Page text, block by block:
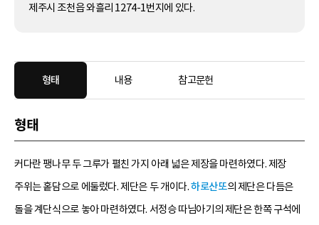
제주시 조천읍 와흘리 1274-1번지에 있다.
형태 내용 참고문헌
형태
커다란 팽나무 두 그루가 펼친 가지 아래 넓은 제장을 마련하였다. 제장
주위는 홑담으로 에둘렀다. 제단은 두 개이다.하로산또의 제단은 다듬은
돌을 계단식으로 놓아 마련하였다. 서정승 따님아기의 제단은 한쪽 구석에